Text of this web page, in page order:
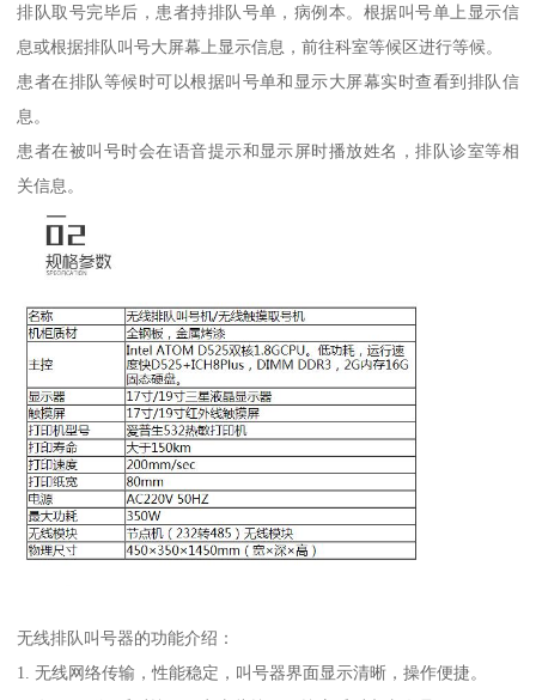
排队取号完毕后，患者持排队号单，病例本。根据叫号单上显示信
息或根据排队叫号大屏幕上显示信息，前往科室等候区进行等候。
患者在排队等候时可以根据叫号单和显示大屏幕实时查看到排队信
息。
患者在被叫号时会在语音提示和显示屏时播放姓名，排队诊室等相
关信息。
无线排队叫号器的功能介绍：
1. 无线网络传输，性能稳定，叫号器界面显示清晰，操作便捷。